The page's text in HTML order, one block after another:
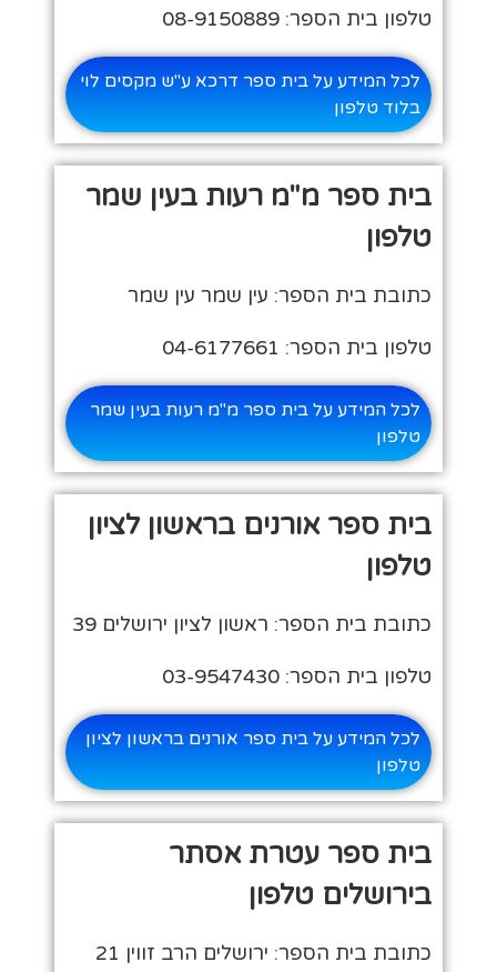
טלפון בית הספר: 08-9150889
לכל המידע על בית ספר דרכא ע"ש מקסים לוי
בלוד טלפון
בית ספר מ"מ רעות בעין שמר
טלפון
כתובת בית הספר: עין שמר עין שמר
טלפון בית הספר: 04-6177661
לכל המידע על בית ספר מ"מ רעות בעין שמר
טלפון
בית ספר אורנים בראשון לציון
טלפון
כתובת בית הספר: ראשון לציון ירושלים 39
טלפון בית הספר: 03-9547430
לכל המידע על בית ספר אורנים בראשון לציון
טלפון
בית ספר עטרת אסתר
בירושלים טלפון
כתובת בית הספר: ירושלים הרב זווין 21